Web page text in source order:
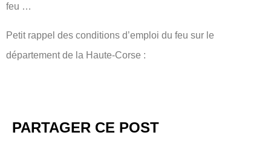
feu …
Petit rappel des conditions d’emploi du feu sur le
département de la Haute-Corse :
PARTAGER CE POST